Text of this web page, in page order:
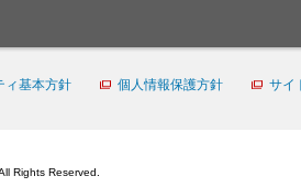
ィ基本方針 個人情報保護方針 サイ
Rights Reserved.